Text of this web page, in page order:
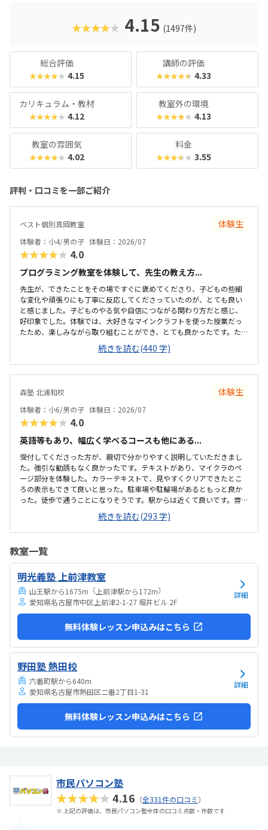
クに慣れている今の子どもでも、「安っぽい」「子どもっぽ
い」と思わず勉強に取り組めるでしょう。学習結果は通信簿
★★★★★ 4.15 (1497件)
総合評価
★★★★★ 4.15
講師の評価
★★★★★ 4.33
カリキュラム・教材
★★★★★ 4.12
教室外の環境
★★★★★ 4.13
教室の雰囲気
★★★★★ 4.02
料金
★★★★★ 3.55
評判・口コミを一部ご紹介
ベスト個別真岡教室 体験生
体験者：小4/男の子 体験日：2026/07
★★★★★ 4.0
プログラミング教室を体験して、先生の教え方...
先生が、できたことをその場ですぐに褒めてくださり、子どもの些細
な変化や頑張りにも丁寧に反応してくださっていたのが、とても良い
と感じました。子どものやる気や自信につながる関わり方だと感じ、
好印象でした。体験では、大好きなマインクラフトを使った授業だっ
たため、楽しみながら取り組むことができ、とても良かったです。た
だ、今後もずっとマインクラフトを使った内容ではないと伺ったの
で、その後も興味を持って取り組めるかどうかは少し気になる点でし
た。教室は自宅から15分ほどの距離にあり、通いやすいと感じまし
た。また、駐車場もあるため、送り迎えもしやすく、安心して通わせ
ているわけではありませんが、壁などで視線が分散しにくい工夫がさ
れており、集中しやすい雰囲気だと感じました。月4回（1回50分）で
約12,000円という料金は、我が家にとってはや...
続きを読む(440 字)
森塾 北浦和校 体験生
体験者：小6/男の子 体験日：2026/07
★★★★★ 4.0
英語等もあり、幅広く学べるコースも他にある...
受付してくださった方が、親切で分かりやすく説明していただきまし
た。強引な勧誘もなく良かったです。テキストがあり、マイクラのペ
ージ部分を体験した。カラーテキストで、見やすくクリアできたとこ
ろの表示もできて良いと思った。駐車場や駐輪場があるともっと良か
った。徒歩で通うことになりそうです。駅からは近くて良いです。雰囲
気も良く、清潔感もあった。部屋が区切られていて、個人スペースも
確保されていて良かった。基本料金以外に、追加料金があまり無さそ
うで良かった。できれば、毎月1万以内で通いたいです。子供に熱心に
気持ちになれて良かった。
続きを読む(293 字)
教室一覧
明光義塾 上前津教室
山王駅から1675m （ 上前津駅から172m）
愛知県名古屋市中区上前津2-1-27 堀井ビル 2F
詳細
無料体験レッスン申込みはこちら
野田塾 熱田校
六番町駅から640m
愛知県名古屋市熱田区二番2丁目1-31
詳細
無料体験レッスン申込みはこちら
市民パソコン塾
★★★★★4.16 （全331件の口コミ）
※ 上記の評価は、市民パソコン塾全体の口コミ点数・件数です